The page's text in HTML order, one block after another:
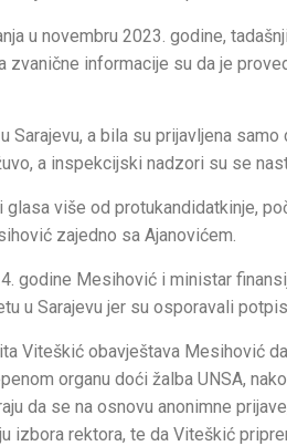
u novembru 2023. godine,
informacije su da je
a bila su prijavljena samo
a inspekcijski nadzori su se
više od protukandidatkinje,
zajedno sa Ajanovićem.
godine Mesihović i ministar
u Sarajevu jer su osporavali
Viteškić obavještava Mesihović
organu doći žalba UNSA,
da se na osnovu anonimne
izbora rektora, te da Viteškić